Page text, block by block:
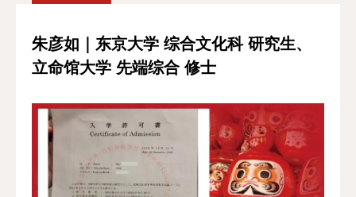
朱彦如｜东京大学 综合文化科 研究生、
立命馆大学 先端综合 修士
学院介紹
最新資訊
升学指南
合格案例